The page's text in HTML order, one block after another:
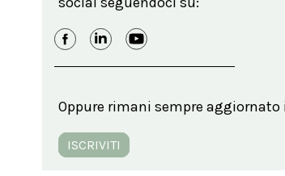
Oppure rimani sempre
ISCRIVITI